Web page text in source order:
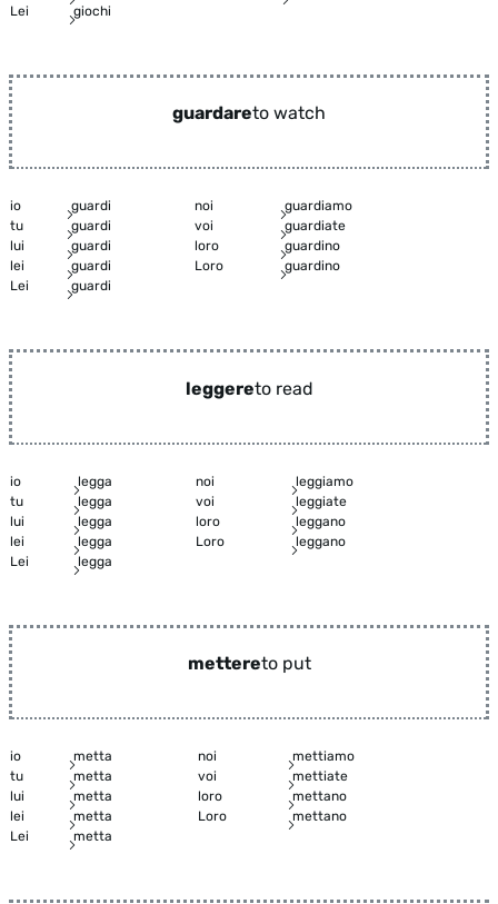
Lei
giochi
guardareto watch
io guardi noi
guardiamo
tu
guardi voi
guardiate
lui
guardi loro
guardino
lei
guardi Loro
guardino
Lei
guardi
leggereto read
io legga noi
leggiamo
tu
legga voi
leggiate
lui
legga loro
leggano
lei
legga Loro
leggano
Lei
legga
mettereto put
io metta noi
mettiamo
tu
metta voi
mettiate
lui
metta loro
mettano
lei
metta Loro
mettano
Lei
metta